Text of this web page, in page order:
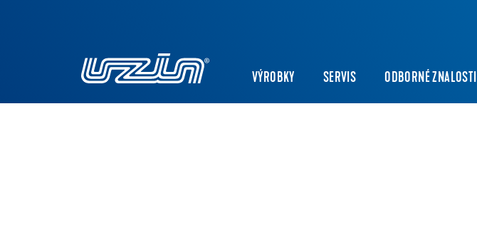
VÝROBKY SERVIS ODBORNÉ ZNALOSTI